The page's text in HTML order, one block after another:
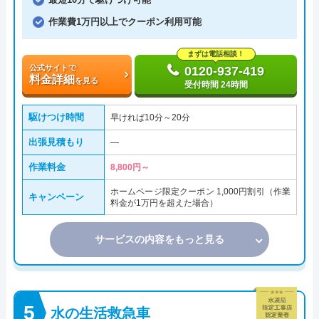
作業費1万円以上でクーポン利用可能
公式サイトで
料金詳細を見る
まずは電話相談！
0120-937-419
受付時間 24時間
駆けつけ時間 早ければ10分～20分
出張見積もり ―
作業料金 8,800円～
キャンペーン
ホームページ限定クーポン 1,000円割引（作業
料金が1万円を超えた場合）
サービスの内容をもっと見る
水の生活救急車